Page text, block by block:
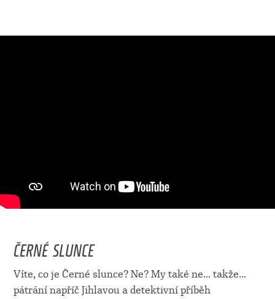
ČERNÉ SLUNCE
Víte, co je Černé slunce? Ne? My také ne... takže...
pátrání napříč Jihlavou a detektivní příběh